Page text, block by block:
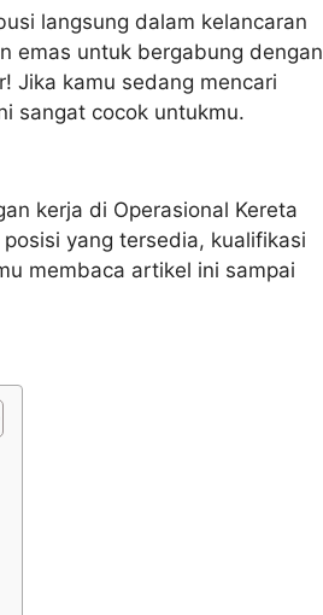
langsung dalam kelancaran
emas untuk bergabung dengan
Jika kamu sedang mencari
sangat cocok untukmu.
kerja di Operasional Kereta
yang tersedia, kualifikasi
membaca artikel ini sampai